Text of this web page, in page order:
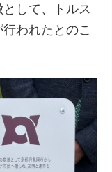
して、トルス
われたとのこ